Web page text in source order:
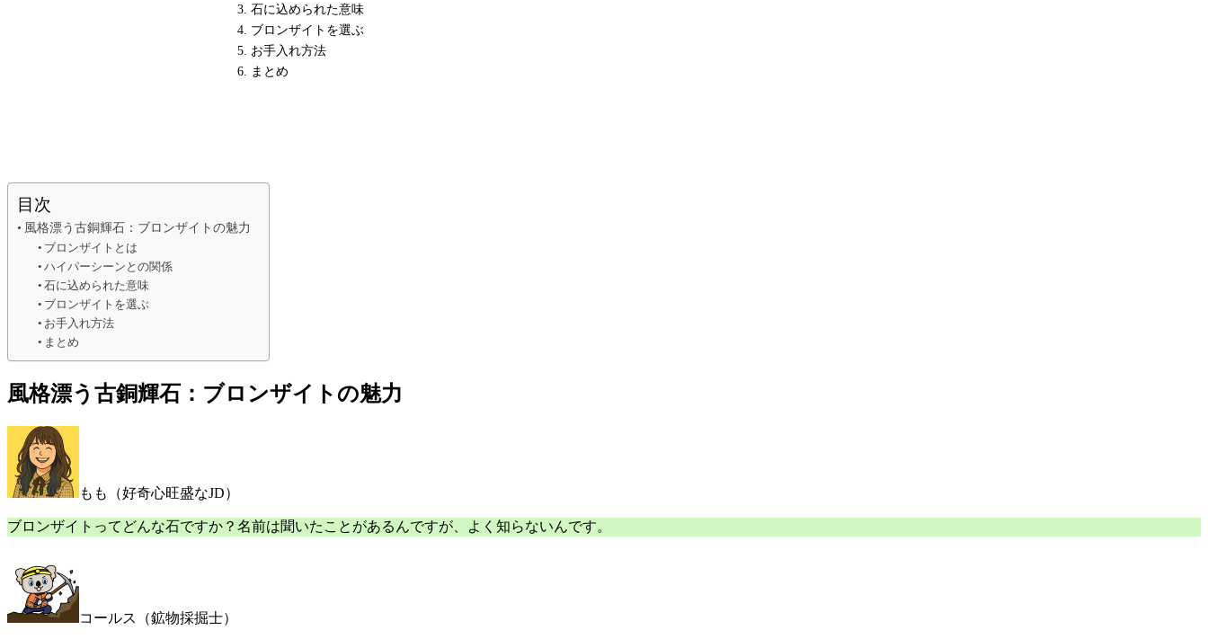
石に込められた意味
ブロンザイトを選ぶ
お手入れ方法
まとめ
目次
風格漂う古銅輝石：ブロンザイトの魅力
ブロンザイトとは
ハイパーシーンとの関係
石に込められた意味
ブロンザイトを選ぶ
お手入れ方法
まとめ
風格漂う古銅輝石：ブロンザイトの魅力
もも（好奇心旺盛なJD）
ブロンザイトってどんな石ですか？名前は聞いたことがあるんですが、よく知らないんです。
コールス（鉱物採掘士）